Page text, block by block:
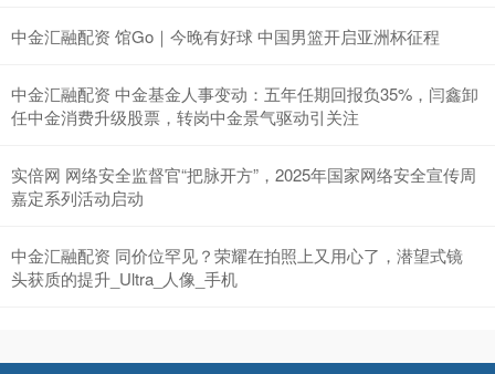
中金汇融配资 馆Go｜今晚有好球 中国男篮开启亚洲杯征程
中金汇融配资 中金基金人事变动：五年任期回报负35%，闫鑫卸
任中金消费升级股票，转岗中金景气驱动引关注
实倍网 网络安全监督官“把脉开方”，2025年国家网络安全宣传周
嘉定系列活动启动
中金汇融配资 同价位罕见？荣耀在拍照上又用心了，潜望式镜
头获质的提升_Ultra_人像_手机